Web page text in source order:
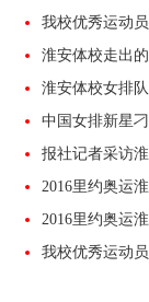
我校优秀运动
淮安体校走出
淮安体校女排
中国女排新星
报社记者采访
2016里约奥运
2016里约奥运
我校优秀运动